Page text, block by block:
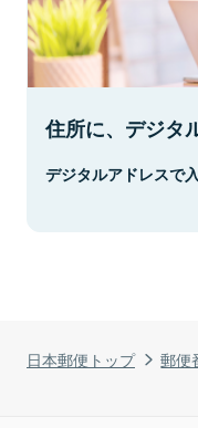
日本郵便トップ 郵便
住所に、デジタ
デジタルアドレスで